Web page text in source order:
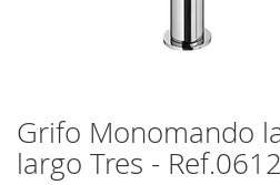
Grifo Monomando
largo Tres -
Saltar
al
comienzo